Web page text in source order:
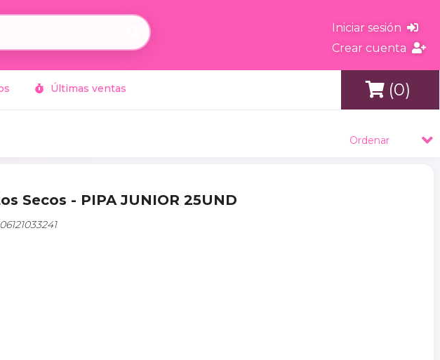
Iniciar sesión
Crear cuenta
Últimas ventas (0)
Ordenar
Secos - PIPA JUNIOR 25UND